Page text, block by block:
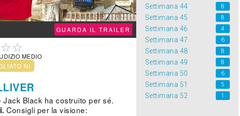
GUARDA IL TRAILER
 
MEDIO
NÌ
Black ha costruito per sé.
Consigli per la visione:
Settimana 44 8
Settimana 45 8
Settimana 46 4
Settimana 47 6
Settimana 48 8
Settimana 49 8
Settimana 50 6
Settimana 51 5
Settimana 52 1